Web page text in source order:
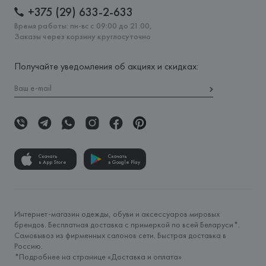
+375 (29) 633-2-633
Время работы: пн-вс с 09:00 до 21:00,
Заказы через корзину круглосуточно
Получайте уведомления об акциях и скидках:
Скачать
в App Store
Скачать
в Google Play
Интернет-магазин одежды, обуви и аксессуаров мировых
брендов. Бесплатная доставка с примеркой по всей Беларуси*.
Самовывоз из фирменных салонов сети. Быстрая доставка в
Россию.
*Подробнее на странице «Доставка и оплата»